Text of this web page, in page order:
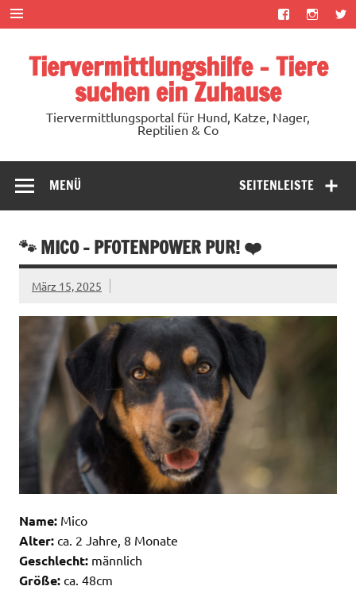
Zum
Inhalt
springen
Tiervermittlungshilfe – Tiere
suchen ein Zuhause
Tiervermittlungsportal für Hund, Katze, Nager,
Reptilien & Co
SEITENLEISTE
MENÜ
🐾 MICO – PFOTENPOWER PUR! ❤️
März 15, 2025
Name: Mico
Alter: ca. 2 Jahre, 8 Monate
Geschlecht: männlich
Größe: ca. 48cm